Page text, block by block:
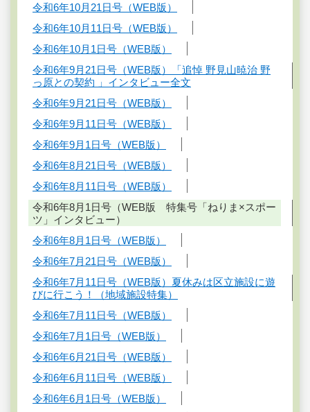
令和6年10月21日号（WEB版）
令和6年10月11日号（WEB版）
令和6年10月1日号（WEB版）
令和6年9月21日号（WEB版）「追悼 野見山暁治 野
っ原との契約 」インタビュー全文
令和6年9月21日号（WEB版）
令和6年9月11日号（WEB版）
令和6年9月1日号（WEB版）
令和6年8月21日号（WEB版）
令和6年8月11日号（WEB版）
令和6年8月1日号（WEB版 特集号「ねりま×スポー
ツ」インタビュー）
令和6年8月1日号（WEB版）
令和6年7月21日号（WEB版）
令和6年7月11日号（WEB版）夏休みは区立施設に遊
びに行こう！（地域施設特集）
令和6年7月11日号（WEB版）
令和6年7月1日号（WEB版）
令和6年6月21日号（WEB版）
令和6年6月11日号（WEB版）
令和6年6月1日号（WEB版）